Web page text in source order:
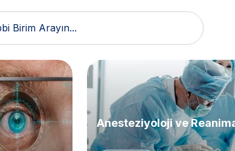
Anesteziyoloji ve